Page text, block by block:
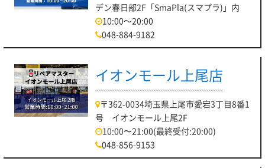
デン春日部2F「SmaPla(スマプラ)」内
10:00～20:00
048-884-9182
イオンモール上尾店
〒362-0034埼玉県上尾市愛宕3丁目8番1
号 イオンモール上尾2F
10:00〜21:00(最終受付:20:00)
048-856-9153